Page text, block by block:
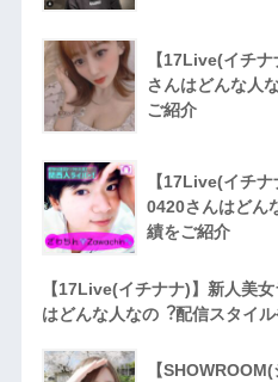
【17Live(イチ
さんはどんな人
ご紹介
【17Live(イチ
0420さんはどん
績をご紹介
【17Live(イチナナ)】新人美
はどんな人なの︖配信スタイ
【